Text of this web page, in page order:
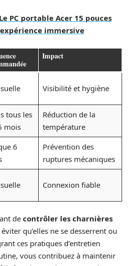
Le PC portable Acer 15 pouces
immersive
Impact
Visibilité et hygiène
tous les
mois
Réduction de la
température
6
Prévention des
ruptures mécaniques
Connexion fiable
de contrôler les charnières
qu’elles ne se desserrent ou
ces pratiques d’entretien
vous contribuez à maintenir